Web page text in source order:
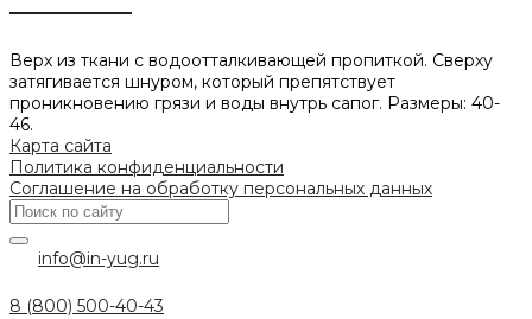
Верх из ткани с водоотталкивающей пропиткой. Сверху
затягивается шнуром, который препятствует
проникновению грязи и воды внутрь сапог. Размеры: 40-
46.
Карта сайта
Политика конфиденциальности
Соглашение на обработку персональных данных
info@in-yug.ru
8 (800) 500-40-43